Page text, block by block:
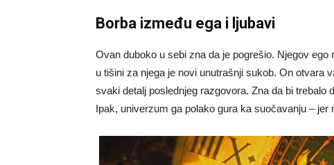
Borba između ega i ljubavi
Ovan duboko u sebi zna da je pogrešio. Njegov
u tišini za njega je novi unutrašnji sukob. On otvara
svaki detalj poslednjeg razgovora. Zna da bi trebalo
Ipak, univerzum ga polako gura ka suočavanju –